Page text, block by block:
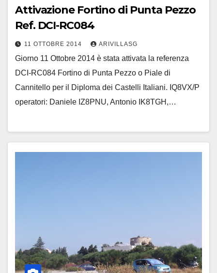
Attivazione Fortino di Punta Pezzo
Ref. DCI-RC084
11 OTTOBRE 2014 ARIVILLASG
Giorno 11 Ottobre 2014 è stata attivata la referenza
DCI-RC084 Fortino di Punta Pezzo o Piale di
Cannitello per il Diploma dei Castelli Italiani. IQ8VX/P
operatori: Daniele IZ8PNU, Antonio IK8TGH,…